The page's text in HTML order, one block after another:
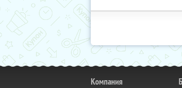
Компания